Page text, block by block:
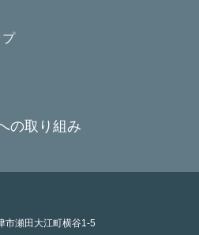
の取り組み
市瀬田大江町横谷1-5